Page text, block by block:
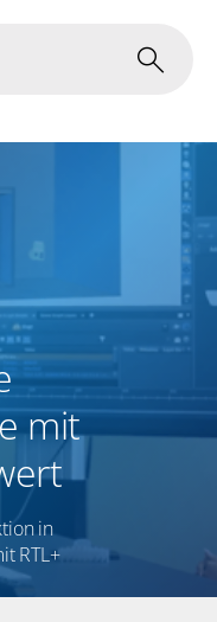
mit
in
RTL+